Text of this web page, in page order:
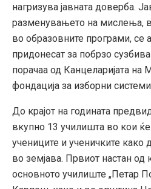
нагризува јавната доверба.
разменувањето на мислења,
во образовните програми, се
придонесат за побрзо
порачаа од Канцеларијата на
фондација за изборни
До крајот на годината
вкупно 13 училишта во кои
учениците и ученичките како
во земјава. Првиот настан
основното училиште „Петар